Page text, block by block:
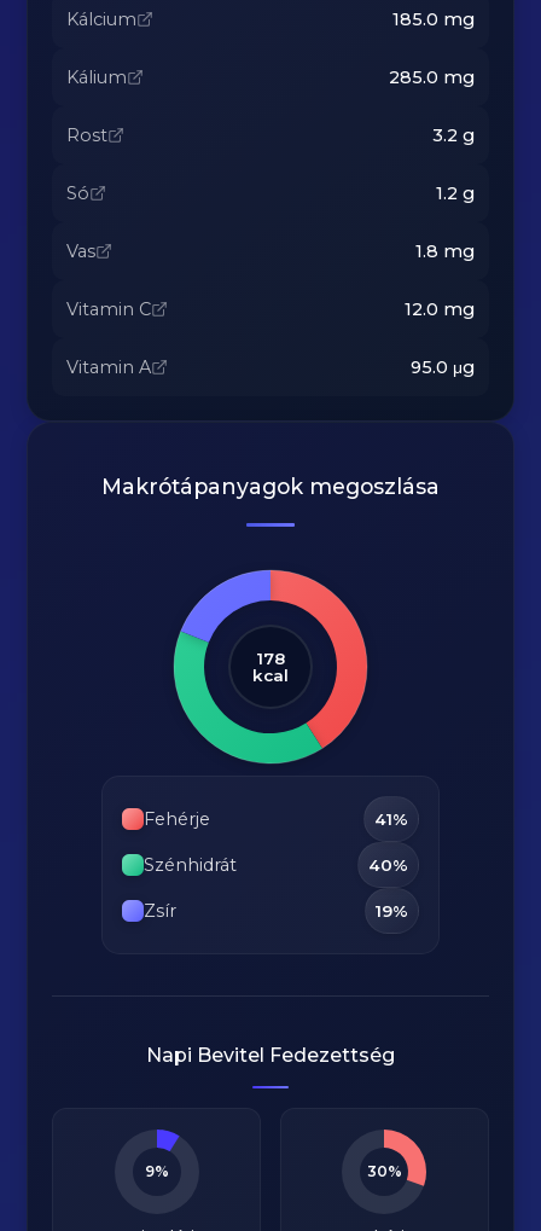
Kálcium 185.0 mg
Kálium 285.0 mg
Rost 3.2 g
Só 1.2 g
Vas 1.8 mg
Vitamin C 12.0 mg
Vitamin A 95.0 μg
Makrótápanyagok megoszlása
178
kcal
Fehérje 41%
Szénhidrát 40%
Zsír 19%
Napi Bevitel Fedezettség
9% 30%